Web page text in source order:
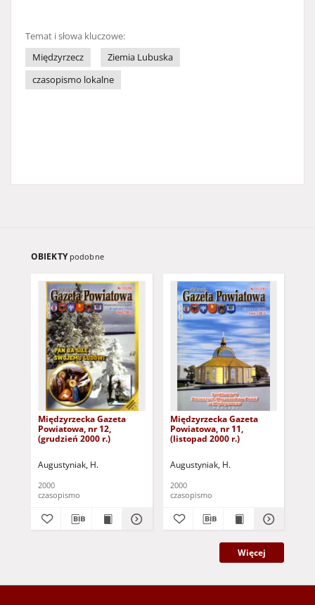
Temat i słowa kluczowe:
Międzyrzecz
Ziemia Lubuska
czasopismo lokalne
OBIEKTY podobne
Międzyrzecka Gazeta
Powiatowa, nr 12,
(grudzień 2000 r.)
Augustyniak, H.
2000
czasopismo
Międzyrzecka Gazeta
Powiatowa, nr 11,
(listopad 2000 r.)
Augustyniak, H.
2000
czasopismo
Więcej